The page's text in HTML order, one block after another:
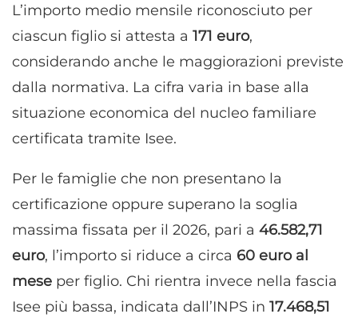
L’importo medio mensile riconosciuto per
ciascun figlio si attesta a 171 euro,
considerando anche le maggiorazioni previste
dalla normativa. La cifra varia in base alla
situazione economica del nucleo familiare
certificata tramite Isee.
Per le famiglie che non presentano la
certificazione oppure superano la soglia
massima fissata per il 2026, pari a 46.582,71
euro, l’importo si riduce a circa 60 euro al
mese per figlio. Chi rientra invece nella fascia
Isee più bassa, indicata dall’INPS in 17.468,51